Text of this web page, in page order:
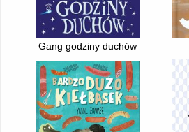
Gang godziny duchów